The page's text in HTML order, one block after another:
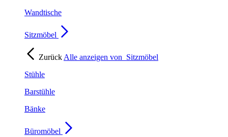
Wandtische
Sitzmöbel
Zurück Alle anzeigen von Sitzmöbel
Stühle
Barstühle
Bänke
Büromöbel